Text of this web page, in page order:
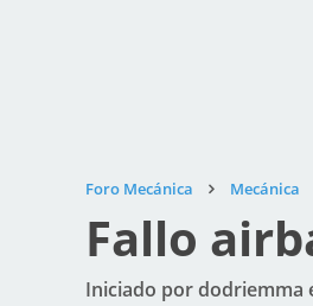
Foro Mecánica Mecánica
Fallo
Iniciado por dodriemma